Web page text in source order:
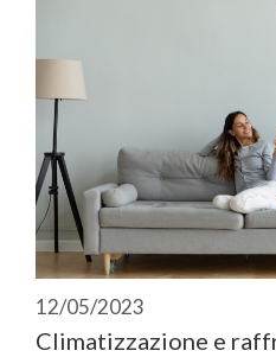
12/05/2023
Climatizzazione e